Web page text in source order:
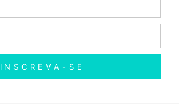
INSCREVA-SE